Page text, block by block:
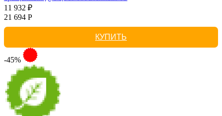
11 932 ₽
21 694 Р
КУПИТЬ
-45%